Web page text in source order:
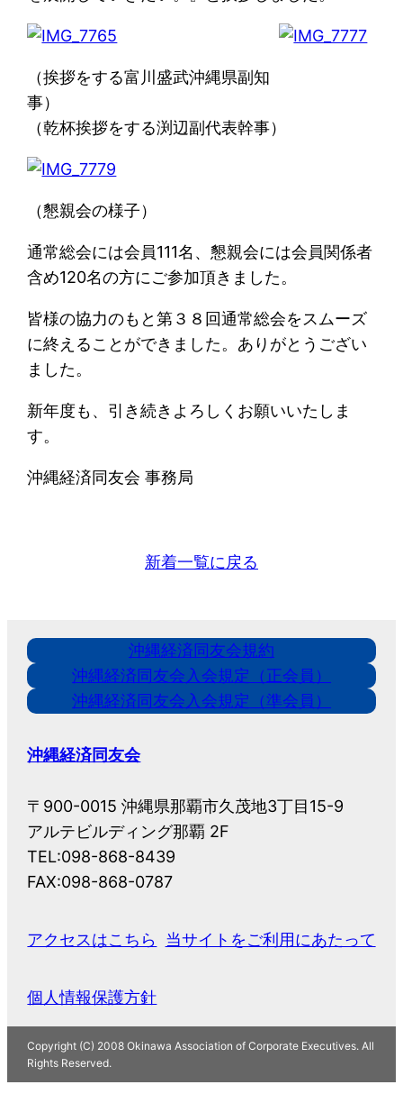
（挨拶をする富川盛武沖縄県副知
事）
（乾杯挨拶をする渕辺副代表幹事）
（懇親会の様子）
通常総会には会員111名、懇親会には会員関係者
含め120名の方にご参加頂きました。
皆様の協力のもと第３８回通常総会をスムーズ
に終えることができました。ありがとうござい
ました。
新年度も、引き続きよろしくお願いいたしま
す。
沖縄経済同友会 事務局
新着一覧に戻る
沖縄経済同友会規約
沖縄経済同友会入会規定（正会員）
沖縄経済同友会入会規定（準会員）
沖縄経済同友会
〒900-0015 沖縄県那覇市久茂地3丁目15-9
アルテビルディング那覇 2F
TEL:098-868-8439
FAX:098-868-0787
アクセスはこちら 当サイトをご利用にあたって
個人情報保護方針
Copyright (C) 2008 Okinawa Association of Corporate Executives. All
Rights Reserved.